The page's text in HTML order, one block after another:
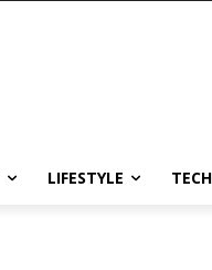
LIFESTYLE